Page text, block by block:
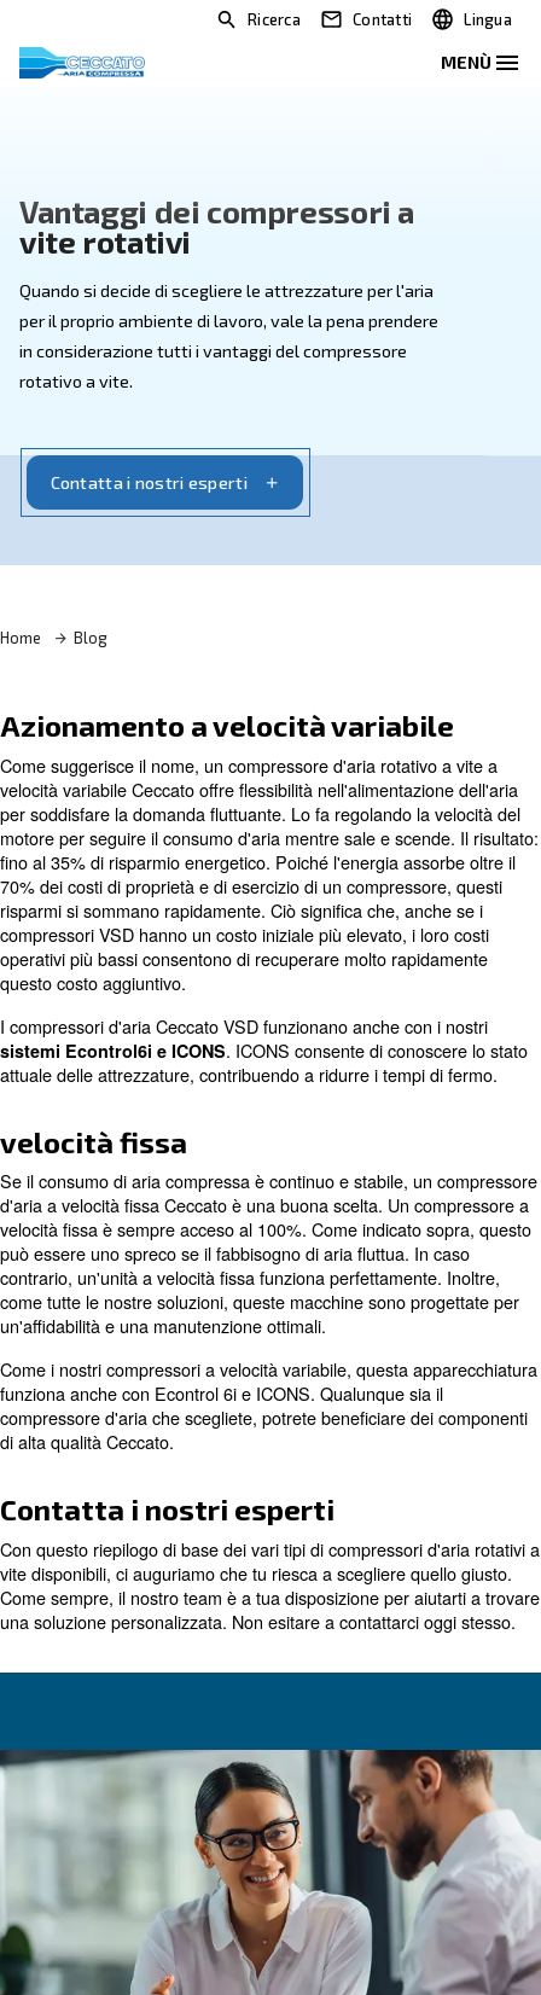
Ricerca Contatti
Vantaggi dei compressori a
vite rotativi
Quando si decide di scegliere le attrezzature per l'aria
rotativo a vite.
Home Blog
Azionamento a velocità
Come suggerisce il nome, un compressore d'aria
velocità variabile Ceccato offre flessibilità
per soddisfare la domanda fluttuante. Lo fa regolando
motore per seguire il consumo d'aria mentre sale e
fino al 35% di risparmio energetico. Poiché l'energia
risparmi si sommano rapidamente. Ciò significa che,
compressori VSD hanno un costo iniziale più elevato, i
operativi più bassi consentono di recuperare molto
questo costo aggiuntivo.
I compressori d'aria Ceccato VSD funzionano anche
sistemi Econtrol6i e ICONS. ICONS consente di
attuale delle attrezzature, contribuendo a ridurre i
velocità fissa
d'aria a velocità fissa Ceccato è una buona scelta. Un
velocità fissa è sempre acceso al 100%. Come indicato
può essere uno spreco se il fabbisogno di aria fluttua.
contrario, un'unità a velocità fissa funziona
come tutte le nostre soluzioni, queste macchine sono
funziona anche con Econtrol 6i e ICONS. Qualunque
compressore d'aria che scegliete, potrete beneficiare
di alta qualità Ceccato.
Contatta i nostri esperti
Con questo riepilogo di base dei vari tipi di compressori
vite disponibili, ci auguriamo che tu riesca a scegliere